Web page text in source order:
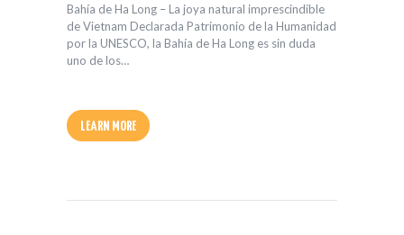
Bahía de Ha Long – La joya natural imprescindible
de Vietnam Declarada Patrimonio de la Humanidad
por la UNESCO, la Bahía de Ha Long es sin duda
uno de los…
LEARN MORE